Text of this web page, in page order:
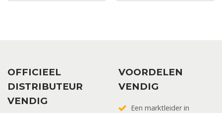
OFFICIEEL
DISTRIBUTEUR
VENDIG
VOORDELEN
VENDIG
Een marktleider in